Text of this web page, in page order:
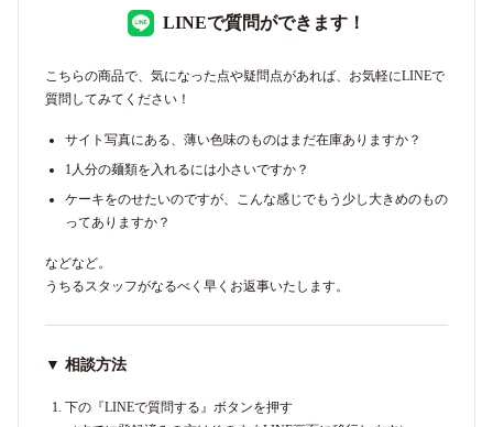
LINEで質問ができます！
こちらの商品で、気になった点や疑問点があれば、お気軽にLINEで
質問してみてください！
サイト写真にある、薄い色味のものはまだ在庫ありますか？
1人分の麺類を入れるには小さいですか？
ケーキをのせたいのですが、こんな感じでもう少し大きめのもの
ってありますか？
などなど。
うちるスタッフがなるべく早くお返事いたします。
▼ 相談方法
下の『LINEで質問する』ボタンを押す